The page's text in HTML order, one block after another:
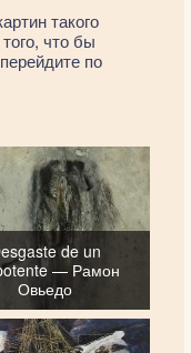
такого
что бы
по
de un
— Рамон
Овьедо